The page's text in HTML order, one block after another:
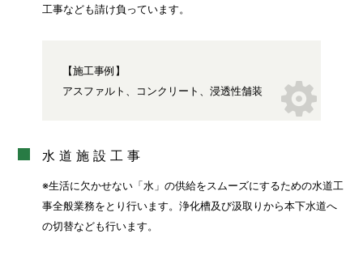
工事なども請け負っています。
【施工事例】
アスファルト、コンクリート、浸透性舗装
水道施設工事
※生活に欠かせない「水」の供給をスムーズにするための水道工
事全般業務をとり行います。浄化槽及び汲取りから本下水道へ
の切替なども行います。